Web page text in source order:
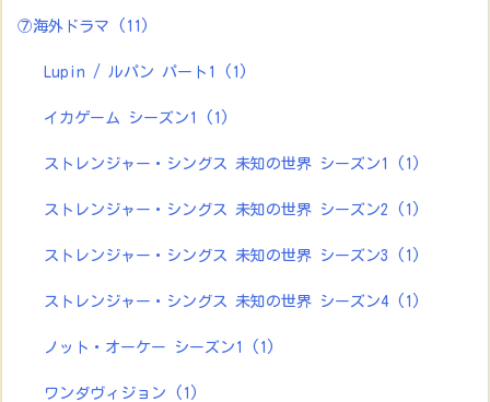
⑦海外ドラマ (11)
Lupin / ルパン パート1 (1)
イカゲーム シーズン1 (1)
ストレンジャー・シングス 未知の世界 シーズン1 (1)
ストレンジャー・シングス 未知の世界 シーズン2 (1)
ストレンジャー・シングス 未知の世界 シーズン3 (1)
ストレンジャー・シングス 未知の世界 シーズン4 (1)
ノット・オーケー シーズン1 (1)
ワンダヴィジョン (1)